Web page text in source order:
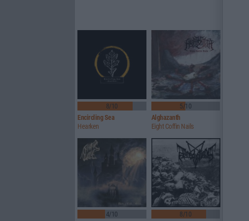
8/10
Encircling Sea
Hearken
5/10
Alghazanth
Eight Coffin Nails
4/10 8/10